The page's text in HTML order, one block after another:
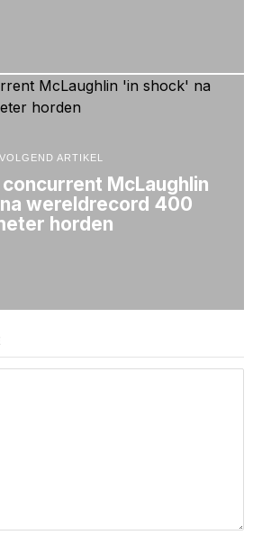
VOLGEND ARTIKEL
McLaughlin
na wereldrecord 400
horden